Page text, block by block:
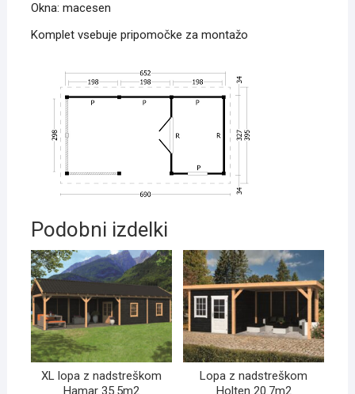
Okna: macesen
Komplet vsebuje pripomočke za montažo
Podobni izdelki
XL lopa z nadstreškom
Hamar 35.5m2
Lopa z nadstreškom
Holten 20.7m2